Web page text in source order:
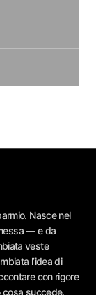
Nasce nel
— e da
veste
l’idea di
con rigore
cosa succede.